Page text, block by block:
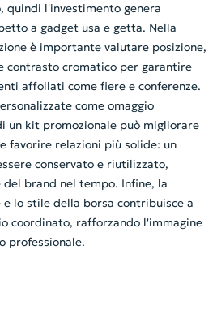
quindi l'investimento genera
a gadget usa e getta. Nella
è importante valutare posizione,
contrasto cromatico per garantire
affollati come fiere e conferenze.
come omaggio
un kit promozionale può migliorare
favorire relazioni più solide: un
conservato e riutilizzato,
brand nel tempo. Infine, la
lo stile della borsa contribuisce a
coordinato, rafforzando l'immagine
professionale.